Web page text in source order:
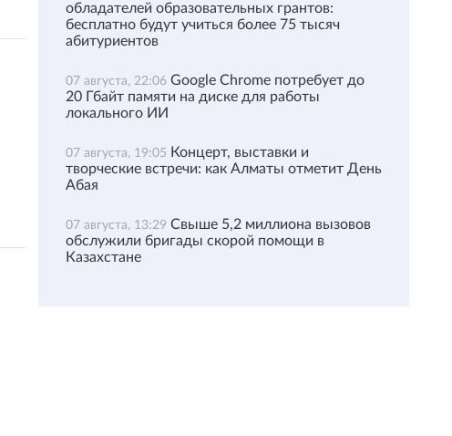
обладателей образовательных грантов:
бесплатно будут учиться более 75 тысяч
абитуриентов
07 августа, 22:06 Google Chrome потребует до
20 Гбайт памяти на диске для работы
локального ИИ
07 августа, 19:05 Концерт, выставки и
творческие встречи: как Алматы отметит День
Абая
07 августа, 13:29 Свыше 5,2 миллиона вызовов
обслужили бригады скорой помощи в
Казахстане